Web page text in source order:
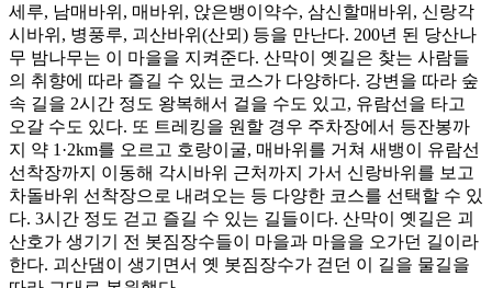
세루, 남매바위, 매바위, 앉은뱅이약수, 삼신할매바위, 신랑각
시바위, 병풍루, 괴산바위(산뫼) 등을 만난다. 200년 된 당산나
무 밤나무는 이 마을을 지켜준다. 산막이 옛길은 찾는 사람들
의 취향에 따라 즐길 수 있는 코스가 다양하다. 강변을 따라 숲
속 길을 2시간 정도 왕복해서 걸을 수도 있고, 유람선을 타고
오갈 수도 있다. 또 트레킹을 원할 경우 주차장에서 등잔봉까
지 약 1·2km를 오르고 호랑이굴, 매바위를 거쳐 새뱅이 유람선
선착장까지 이동해 각시바위 근처까지 가서 신랑바위를 보고
차돌바위 선착장으로 내려오는 등 다양한 코스를 선택할 수 있
다. 3시간 정도 걷고 즐길 수 있는 길들이다. 산막이 옛길은 괴
산호가 생기기 전 봇짐장수들이 마을과 마을을 오가던 길이라
한다. 괴산댐이 생기면서 옛 봇짐장수가 걷던 이 길을 물길을